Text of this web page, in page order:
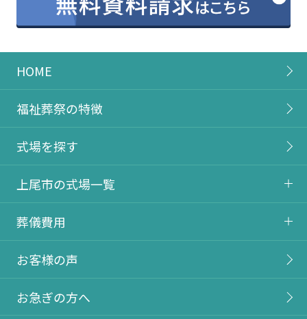
HOME
福祉葬祭の特徴
式場を探す
上尾市の式場一覧
葬儀費用
お客様の声
お急ぎの方へ